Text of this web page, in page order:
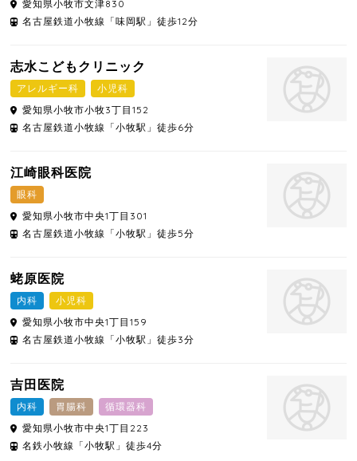
愛知県小牧市文津830
名古屋鉄道小牧線「味岡駅」徒歩12分
志水こどもクリニック
アレルギー科
小児科
愛知県小牧市小牧3丁目152
名古屋鉄道小牧線「小牧駅」徒歩6分
江崎眼科医院
眼科
愛知県小牧市中央1丁目301
名古屋鉄道小牧線「小牧駅」徒歩5分
蛯原医院
内科
小児科
愛知県小牧市中央1丁目159
名古屋鉄道小牧線「小牧駅」徒歩3分
吉田医院
内科 胃腸科
循環器科
愛知県小牧市中央1丁目223
名鉄小牧線「小牧駅」徒歩4分